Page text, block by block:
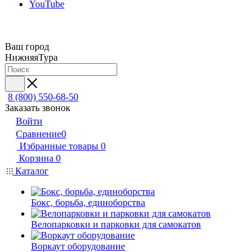
YouTube
Ваш город
НижняяТура
8 (800) 550-68-50
Заказать звонок
Войти
Сравнение0
Избранные товары 0
Корзина 0
Каталог
Бокс, борьба, единоборства
Велопарковки и парковки для самокатов
Воркаут оборудование